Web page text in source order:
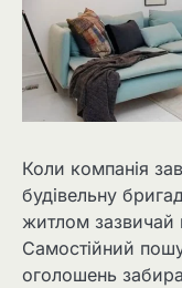
Коли компанія
будівельну
житлом зазвичай
Самостійний
оголошень